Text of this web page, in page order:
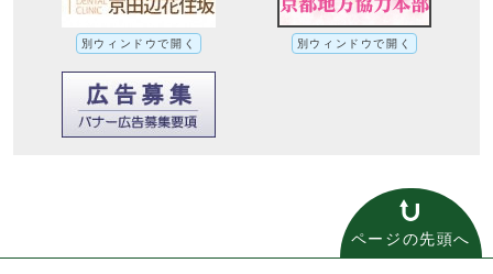
別ウィンドウで開く 別ウィンドウで開く
ページの先頭へ